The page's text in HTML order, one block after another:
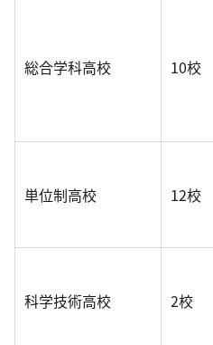
総合学科高校 10校
単位制高校 12校
科学技術高校 2校